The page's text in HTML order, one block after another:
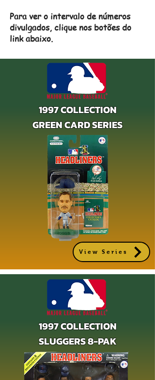
Para ver o intervalo de números
divulgados, clique nos botões do
link abaixo.
1997 COLLECTION
GREEN CARD SERIES
View Series
1997 COLLECTION
SLUGGERS 8-PAK